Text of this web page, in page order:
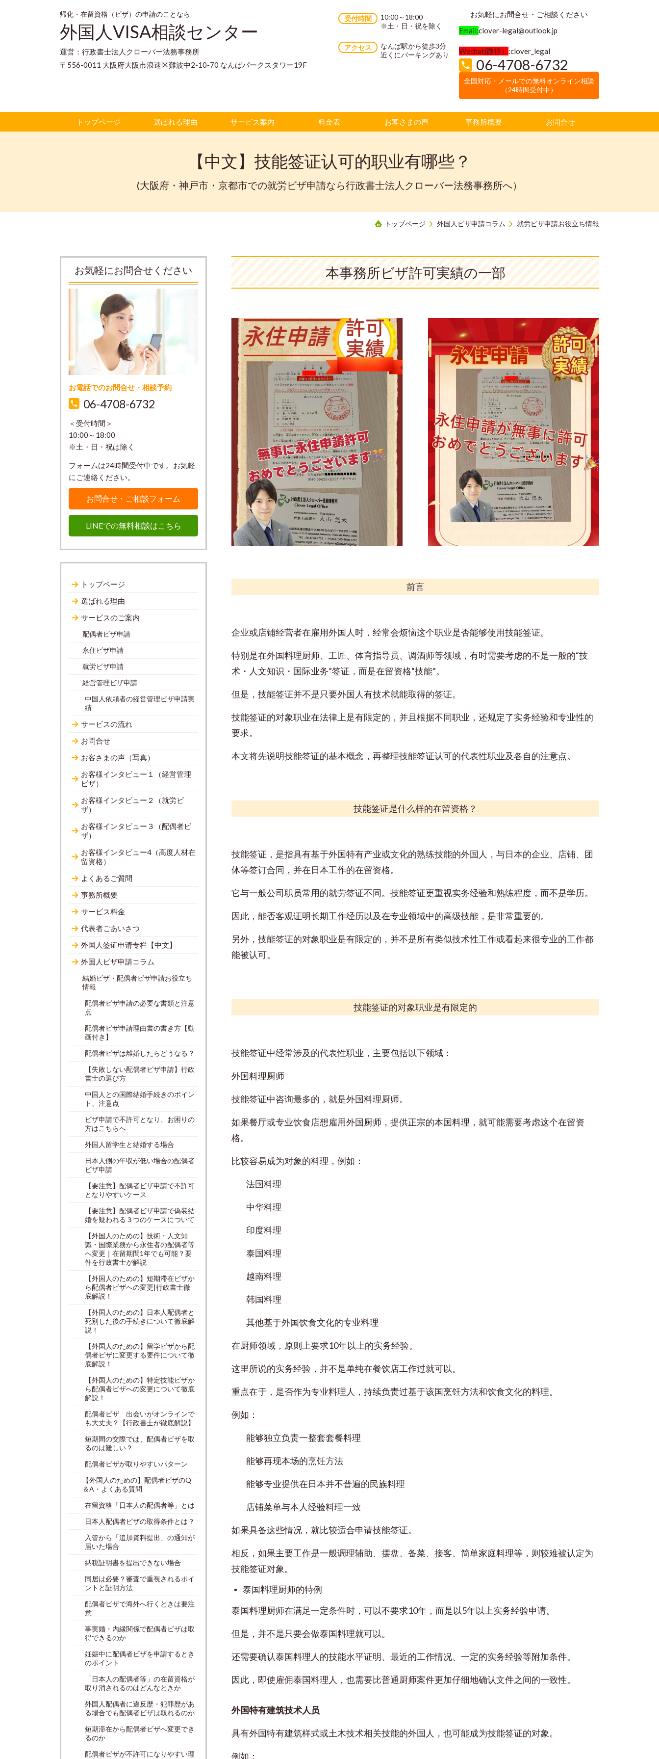
帰化・在留資格（ビザ）の申請のことなら
外国人VISA相談センター
運営：行政書士法人クローバー法務事務所
〒556-0011 大阪府大阪市浪速区難波中2-10-70 なんばパークスタワー19F
受付時間
10:00～18:00
※土・日・祝を除く
アクセス
なんば駅から徒歩3分
近くにパーキングあり
お気軽にお問合せ・ご相談ください
Email:clover-legal@outlook.jp
Wechat(微信） :clover_legal
06-4708-6732
全国対応・メールでの無料オンライン相談
（24時間受付中）
トップページ 選ばれる理由 サービス案内 料金表 お客さまの声 事務所概要 お問合せ
【中文】技能签证认可的职业有哪些？
(大阪府・神戸市・京都市での就労ビザ申請なら行政書士法人クローバー法務事務所へ）
トップページ 外国人ビザ申請コラム 就労ビザ申請お役立ち情報
本事務所ビザ許可実績の一部
前言
企业或店铺经营者在雇用外国人时，经常会烦恼这个职业是否能够使用技能签证。
特别是在外国料理厨师、工匠、体育指导员、调酒师等领域，有时需要考虑的不是一般的“技
术・人文知识・国际业务”签证，而是在留资格“技能”。
但是，技能签证并不是只要外国人有技术就能取得的签证。
技能签证的对象职业在法律上是有限定的，并且根据不同职业，还规定了实务经验和专业性的
要求。
本文将先说明技能签证的基本概念，再整理技能签证认可的代表性职业及各自的注意点。
技能签证是什么样的在留资格？
技能签证，是指具有基于外国特有产业或文化的熟练技能的外国人，与日本的企业、店铺、团
体等签订合同，并在日本工作的在留资格。
它与一般公司职员常用的就劳签证不同。技能签证更重视实务经验和熟练程度，而不是学历。
因此， 能否客观证明长期工作经历以及在专业领域中的高级技能，是非常重要的。
另外，技能签证的对象职业是有限定的，并不是所有类似技术性工作或看起来很专业的工作都
能被认可。
技能签证的对象职业是有限定的
技能签证中经常涉及的代表性职业，主要包括以下领域：
外国料理厨师
技能签证中咨询最多的，就是外国料理厨师。
如果餐厅或专业饮食店想雇用外国厨师，提供正宗的本国料理，就可能需要考虑这个在留资
格。
比较容易成为对象的料理，例如：
法国料理
中华料理
印度料理
泰国料理
越南料理
韩国料理
其他基于外国饮食文化的专业料理
在厨师领域，原则上要求10年以上的实务经验。
这里所说的实务经验，并不是单纯在餐饮店工作过就可以。
重点在于，是否作为专业料理人，持续负责过基于该国烹饪方法和饮食文化的料理。
例如：
能够独立负责一整套套餐料理
能够再现本场的烹饪方法
能够专业提供在日本并不普遍的民族料理
店铺菜单与本人经验料理一致
如果具备这些情况，就比较适合申请技能签证。
相反，如果主要工作是一般调理辅助、摆盘、备菜、接客、简单家庭料理等，则较难被认定为
技能签证对象。
泰国料理厨师的特例
泰国料理厨师在满足一定条件时，可以不要求10年，而是以5年以上实务经验申请。
但是，并不是只要会做泰国料理就可以。
还需要确认泰国料理人的技能水平证明、最近的工作情况、一定的实务经验等附加条件。
因此，即使雇佣泰国料理人，也需要比普通厨师案件更加仔细地确认文件之间的一致性。
外国特有建筑技术人员
具有外国特有建筑样式或土木技术相关技能的外国人，也可能成为技能签证的对象。
例如：
お気軽にお問合せください
お電話でのお問合せ・相談予約
06-4708-6732
＜受付時間＞
10:00～18:00
※土・日・祝は除く
フォームは24時間受付中です。お気軽
にご連絡ください。
お問合せ・ご相談フォーム
LINEでの無料相談はこちら
トップページ
選ばれる理由
サービスのご案内
配偶者ビザ申請
永住ビザ申請
就労ビザ申請
経営管理ビザ申請
中国人依頼者の経営管理ビザ申請実
績
サービスの流れ
お問合せ
お客さまの声（写真）
お客様インタビュー１（経営管理
ビザ）
お客様インタビュー２（就労ビ
ザ）
お客様インタビュー３（配偶者ビ
ザ）
お客様インタビュー4（高度人材在
留資格）
よくあるご質問
事務所概要
サービス料金
代表者ごあいさつ
外国人签证申请专栏【中文】
外国人ビザ申請コラム
結婚ビザ・配偶者ビザ申請お役立ち
情報
配偶者ビザ申請の必要な書類と注意
点
配偶者ビザ申請理由書の書き方【動
画付き】
配偶者ビザは離婚したらどうなる？
【失敗しない配偶者ビザ申請】行政
書士の選び方
中国人との国際結婚手続きのポイン
ト、注意点
ビザ申請で不許可となり、お困りの
方はこちらへ
外国人留学生と結婚する場合
日本人側の年収が低い場合の配偶者
ビザ申請
【要注意】配偶者ビザ申請で不許可
となりやすいケース
【要注意】配偶者ビザ申請で偽装結
婚を疑われる３つのケースについて
【外国人のための】技術・人文知
識・国際業務から永住者の配偶者等
へ変更｜在留期間1年でも可能？要
件を行政書士が解説
【外国人のための】短期滞在ビザか
ら配偶者ビザへの変更|行政書士徹
底解説！
【外国人のための】日本人配偶者と
死別した後の手続きについて徹底解
説！
【外国人のための】留学ビザから配
偶者ビザに変更する要件について徹
底解説！
【外国人のための】特定技能ビザか
ら配偶者ビザへの変更について徹底
解説！
配偶者ビザ 出会いがオンラインで
も大丈夫？【行政書士が徹底解説】
短期間の交際では、配偶者ビザを取
るのは難しい？
配偶者ビザが取りやすいパターン
【外国人のための】配偶者ビザのQ
＆A・よくある質問
在留資格「日本人の配偶者等」とは
日本人配偶者ビザの取得条件とは？
入管から「追加資料提出」の通知が
届いた場合
納税証明書を提出できない場合
同居は必要？審査で重視されるポイ
ントと証明方法
配偶者ビザで海外へ行くときは要注
意
事実婚・内縁関係で配偶者ビザは取
得できるのか
妊娠中に配偶者ビザを申請するとき
のポイント
「日本人の配偶者等」の在留資格が
取り消されるのはどんなときか
外国人配偶者に違反歴・犯罪歴があ
る場合でも配偶者ビザは取れるのか
短期滞在から配偶者ビザへ変更でき
るのか
配偶者ビザが不許可になりやすい理